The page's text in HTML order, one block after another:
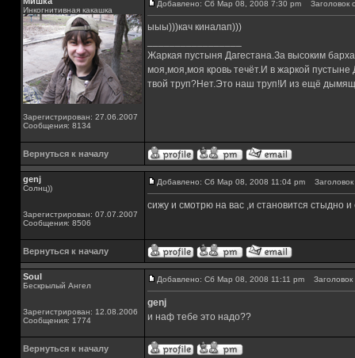
Инкогнитивная какашка
Зарегистрирован: 27.06.2007
Сообщения: 8134
Добавлено: Сб Мар 08, 2008 7:30 pm Заголовок
ыыы)))кач киналап)))
Жаркая пустыня Дагестана.За высоким
моя,моя,моя кровь течёт.И в жаркой
твой труп?Нет.Это наш труп!И из ещё
Вернуться к началу
genj
Солнц))
Зарегистрирован: 07.07.2007
Сообщения: 8506
Добавлено: Сб Мар 08, 2008 11:04 pm
сижу и смотрю на вас ,и становится стыдно
Вернуться к началу
Soul
Бескрылый Ангел
Зарегистрирован: 12.08.2006
Сообщения: 1774
Добавлено: Сб Мар 08, 2008 11:11 pm
genj
и наф тебе это надо??
Вернуться к началу